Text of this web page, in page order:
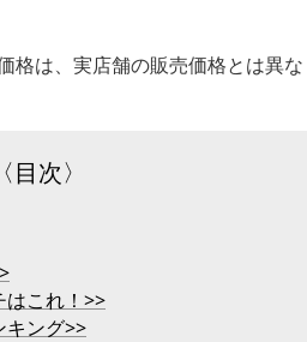
格は、実店舗の販売価格とは異な
〈目次〉
はこれ！>>
キング>>